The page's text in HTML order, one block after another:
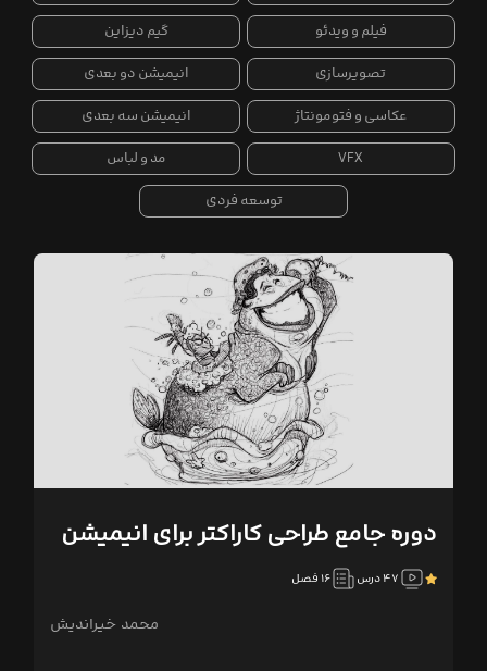
فیلم و ویدئو گیم دیزاین
تصویر‌سازی انیمیشن دو بعدی
عکاسی و فتومونتاژ انیمیشن سه بعدی
VFX مد و لباس
توسعه فردی
دوره جامع طراحی کاراکتر برای انیمیشن
۴۷ درس ۱۶ فصل
محمد خیراندیش